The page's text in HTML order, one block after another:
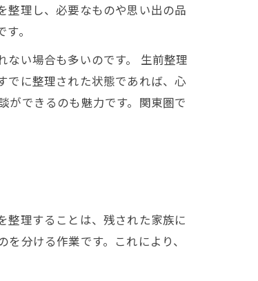
整理し、必要なものや思い出の品
。
い場合も多いのです。 生前整理
でに整理された状態であれば、心
ができるのも魅力です。関東圏で
整理することは、残された家族に
分ける作業です。これにより、